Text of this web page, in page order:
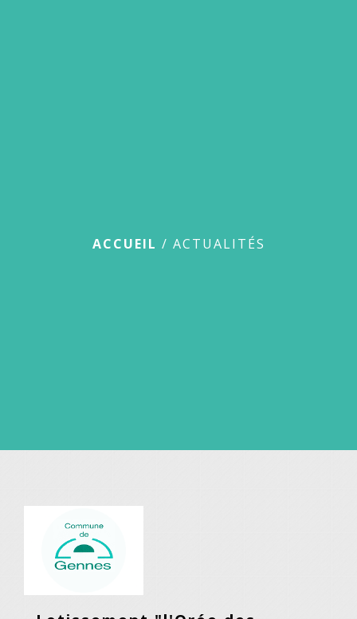
ACCUEIL / ACTUALITÉS